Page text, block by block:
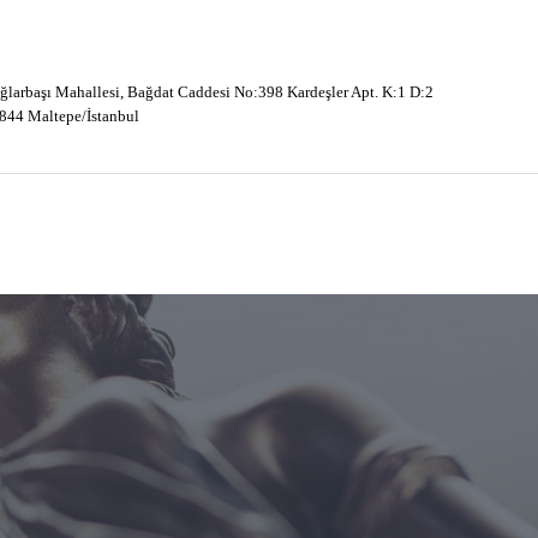
Mahallesi, Bağdat Caddesi No:398 Kardeşler Apt. K:1 D:2
Maltepe/İstanbul